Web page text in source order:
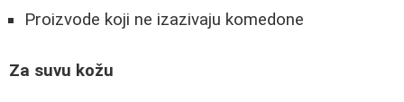
Proizvode koji ne izazivaju komedone
Za suvu kožu